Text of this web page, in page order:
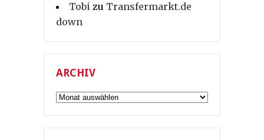
Tobi zu Transfermarkt.de
down
ARCHIV
Archiv